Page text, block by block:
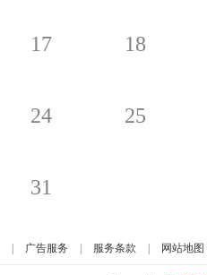
17 18
24 25
31
广告服务 服务条款 网站地图